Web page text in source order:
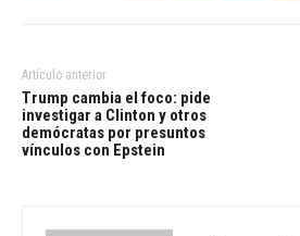
Artículo anterior
Trump cambia el foco: pide
investigar a Clinton y otros
demócratas por presuntos
vínculos con Epstein